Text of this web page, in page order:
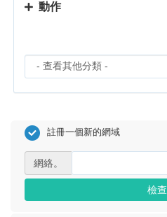
動作
註冊一個新的網域
網絡。
檢查